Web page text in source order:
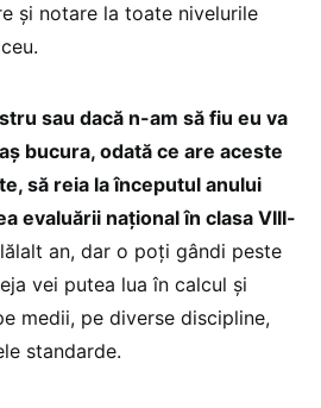
și notare la toate nivelurile
sau dacă n-am să fiu eu va
bucura, odată ce are aceste
să reia la începutul anului
evaluării național în clasa VIII-
an, dar o poți gândi peste
vei putea lua în calcul și
medii, pe diverse discipline,
standarde.